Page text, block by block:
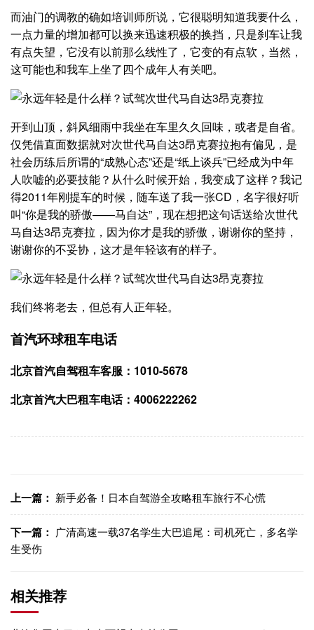
而油门的调教的确如培训师所说，它很聪明知道我要什么，
一点力量的增加都可以换来迅速积极的换挡，只是刹车让我
有点失望，它没有以前那么线性了，它变的有点软，当然，
这可能也和我车上坐了四个成年人有关吧。
开到山顶，斜风细雨中我坐在车里久久回味，或者是自省。
仅凭借直面数据就对次世代马自达3昂克赛拉抱有偏见，是
社会历练后所谓的“成熟心态”还是“纸上谈兵”已经成为中年
人吹嘘的必要技能？从什么时候开始，我变成了这样？我记
得2011年刚提车的时候，随车送了我一张CD，名字很好听
叫“你是我的骄傲——马自达”，现在想把这句话送给次世代
马自达3昂克赛拉，因为你才是我的骄傲，谢谢你的坚持，
谢谢你的不妥协，这才是年轻该有的样子。
我们终将老去，但总有人正年轻。
首汽环球租车电话
北京首汽自驾租车客服：1010-5678
北京首汽大巴租车电话：4006222262
上一篇： 新手必备！日本自驾游全攻略租车旅行不心慌
下一篇： 广清高速一载37名学生大巴追尾：司机死亡，多名学
生受伤
相关推荐